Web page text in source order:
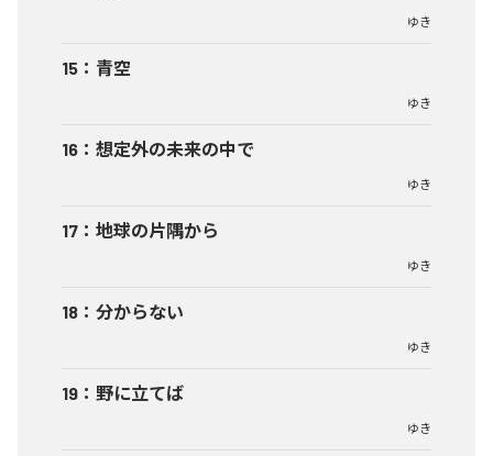
ゆき
15 ： 青空
ゆき
16 ： 想定外の未来の中で
ゆき
17 ： 地球の片隅から
ゆき
18 ： 分からない
ゆき
19 ： 野に立てば
ゆき